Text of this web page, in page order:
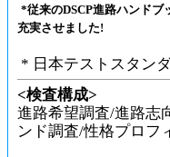
*従来のDSCP進路ハンドブ
充実させました!
* 日本テストスタン
<検査構成>
進路希望調査/進路志
ンド調査/性格プロフ